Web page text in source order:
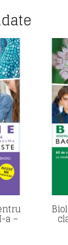
a –